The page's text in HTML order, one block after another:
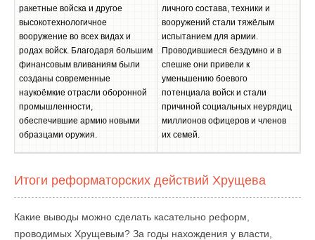
ракетные войска и другое
высокотехнологичное
вооружение во всех видах и
родах войск. Благодаря большим
финансовым вливаниям были
созданы современные
наукоёмкие отрасли оборонной
промышленности,
обеспечившие армию новыми
образцами оружия.
личного состава, техники и
вооружений стали тяжёлым
испытанием для армии.
Проводившиеся бездумно и в
спешке они привели к
уменьшению боевого
потенциала войск и стали
причиной социальных неурядиц
миллионов офицеров и членов
их семей.
Итоги реформаторских действий Хрущева
Какие выводы можно сделать касательно реформ,
проводимых Хрущевым? За годы нахождения у власти,